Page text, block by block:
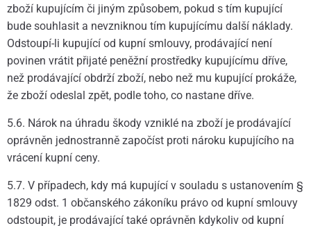
zboží kupujícím či jiným způsobem, pokud s tím kupující
bude souhlasit a nevzniknou tím kupujícímu další náklady.
Odstoupí-li kupující od kupní smlouvy, prodávající není
povinen vrátit přijaté peněžní prostředky kupujícímu dříve,
než prodávající obdrží zboží, nebo než mu kupující prokáže,
že zboží odeslal zpět, podle toho, co nastane dříve.
5.6. Nárok na úhradu škody vzniklé na zboží je prodávající
oprávněn jednostranně započíst proti nároku kupujícího na
vrácení kupní ceny.
5.7. V případech, kdy má kupující v souladu s ustanovením §
1829 odst. 1 občanského zákoníku právo od kupní smlouvy
odstoupit, je prodávající také oprávněn kdykoliv od kupní